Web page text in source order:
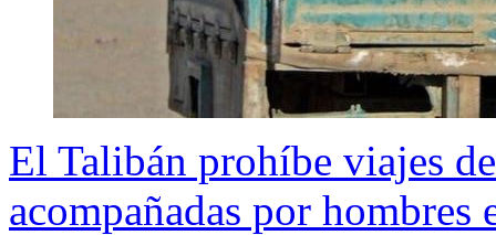
El Talibán prohíbe viajes
acompañadas por hombres